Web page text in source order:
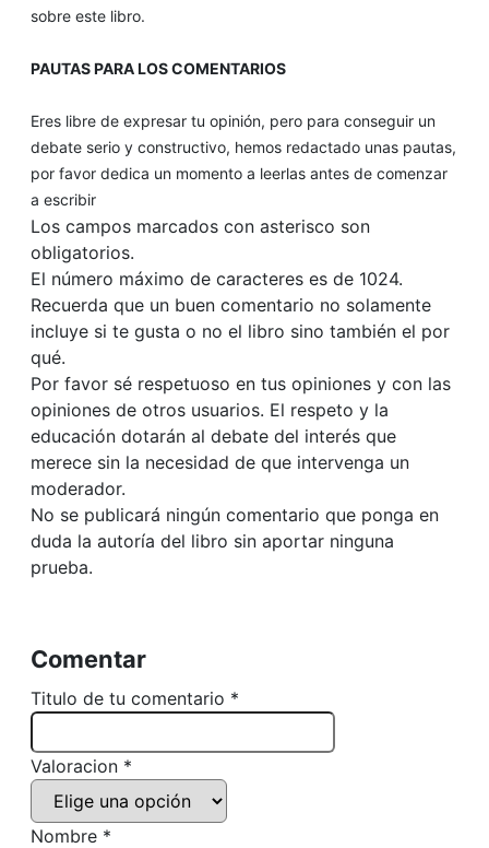
sobre este libro.
PAUTAS PARA LOS COMENTARIOS
Eres libre de expresar tu opinión, pero para conseguir un
debate serio y constructivo, hemos redactado unas pautas,
por favor dedica un momento a leerlas antes de comenzar
a escribir
Los campos marcados con asterisco son
obligatorios.
El número máximo de caracteres es de 1024.
Recuerda que un buen comentario no solamente
incluye si te gusta o no el libro sino también el por
qué.
Por favor sé respetuoso en tus opiniones y con las
opiniones de otros usuarios. El respeto y la
educación dotarán al debate del interés que
merece sin la necesidad de que intervenga un
moderador.
No se publicará ningún comentario que ponga en
duda la autoría del libro sin aportar ninguna
prueba.
Comentar
Titulo de tu comentario *
Valoracion *
Nombre *